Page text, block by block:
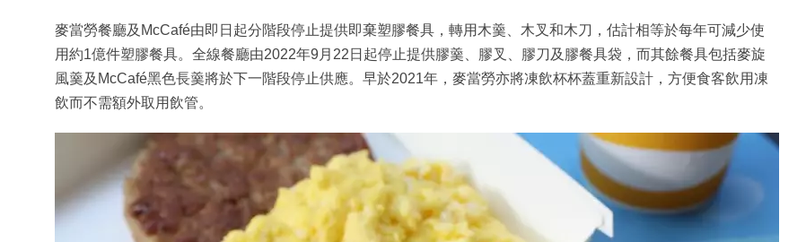
麥當勞餐廳及McCafé由即日起分階段停止提供即棄塑膠餐具，轉用木羹、木叉和木刀，估計相等於每年可減少使
用約1億件塑膠餐具。全線餐廳由2022年9月22日起停止提供膠羹、膠叉、膠刀及膠餐具袋，而其餘餐具包括麥旋
風羹及McCafé黑色長羹將於下一階段停止供應。早於2021年，麥當勞亦將凍飲杯杯蓋重新設計，方便食客飲用凍
飲而不需額外取用飲管。